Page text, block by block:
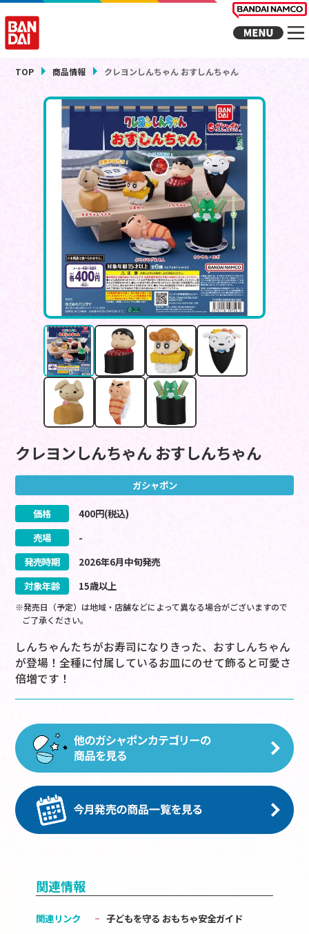
TOP 商品情報 クレヨンしんちゃん おすしんちゃん
クレヨンしんちゃん おすしんちゃん
ガシャポン
価格 400円(税込)
売場
-
発売時期
2026年6月中旬発売
対象年齢
15歳以上
※発売日（予定）は地域・店舗などによって異なる場合がございますので
ご了承ください。
しんちゃんたちがお寿司になりきった、おすしんちゃん
が登場！全種に付属しているお皿にのせて飾ると可愛さ
倍増です！
関連情報
関連リンク 子どもを守る おもちゃ安全ガイド